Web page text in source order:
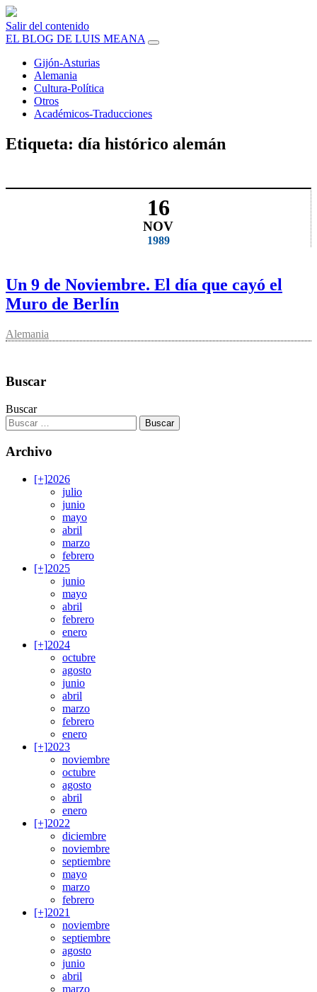
Salir del contenido
EL BLOG DE LUIS MEANA
Gijón-Asturias
Alemania
Cultura-Política
Otros
Académicos-Traducciones
Etiqueta: día histórico alemán
16
NOV
1989
Un 9 de Noviembre. El día que cayó el
Muro de Berlín
Alemania
Buscar
Buscar
Archivo
[+]2026
julio
junio
mayo
abril
marzo
febrero
[+]2025
junio
mayo
abril
febrero
enero
[+]2024
octubre
agosto
junio
abril
marzo
febrero
enero
[+]2023
noviembre
octubre
agosto
abril
enero
[+]2022
diciembre
noviembre
septiembre
mayo
marzo
febrero
[+]2021
noviembre
septiembre
agosto
junio
abril
marzo